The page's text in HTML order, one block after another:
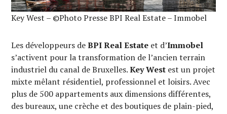
Key West – ©Photo Presse BPI Real Estate – Immobel
Les développeurs deBPI Real Estate et d’Immobel
s’activent pour la transformation de l’ancien terrain
industriel du canal de Bruxelles.Key West est un projet
mixte mêlant résidentiel, professionnel et loisirs. Avec
plus de 500 appartements aux dimensions différentes,
des bureaux, une crèche et des boutiques de plain-pied,